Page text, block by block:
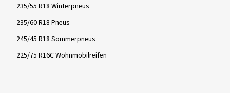
235/55 R18 Winterpneus
235/60 R18 Pneus
245/45 R18 Sommerpneus
225/75 R16C Wohnmobilreifen